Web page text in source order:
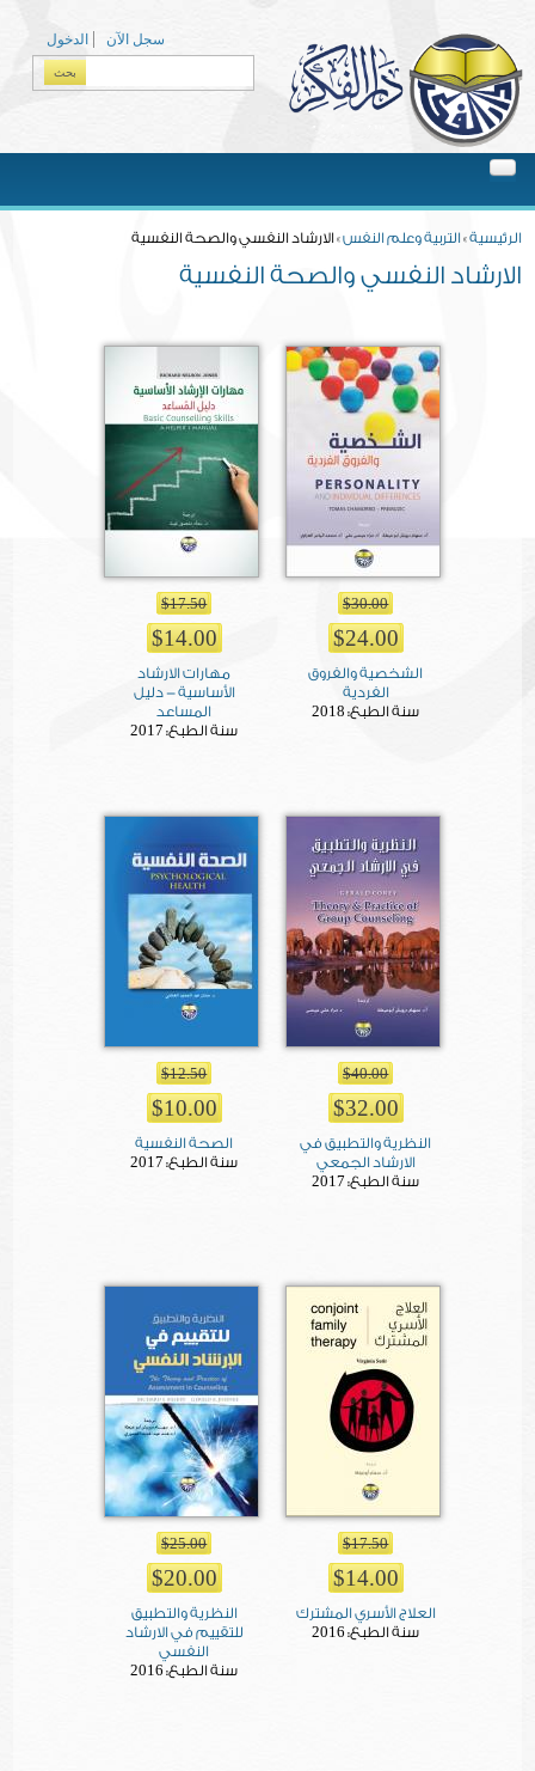
الدخول
سجل الآن
الرئيسية» التربية وعلم النفس» الارشاد النفسي والصحة النفسية
الارشاد النفسي والصحة النفسية
$30.00
$24.00
الشخصية والفروق
الفردية
سنة الطبع: 2018
$17.50
$14.00
مهارات الارشاد
الأساسية - دليل
المساعد
سنة الطبع: 2017
$40.00
$32.00
النظرية والتطبيق في
الارشاد الجمعي
سنة الطبع: 2017
$12.50
$10.00
الصحة النفسية
سنة الطبع: 2017
$17.50
$14.00
العلاج الأسري المشترك
سنة الطبع: 2016
$25.00
$20.00
النظرية والتطبيق
للتقييم في الارشاد
النفسي
سنة الطبع: 2016